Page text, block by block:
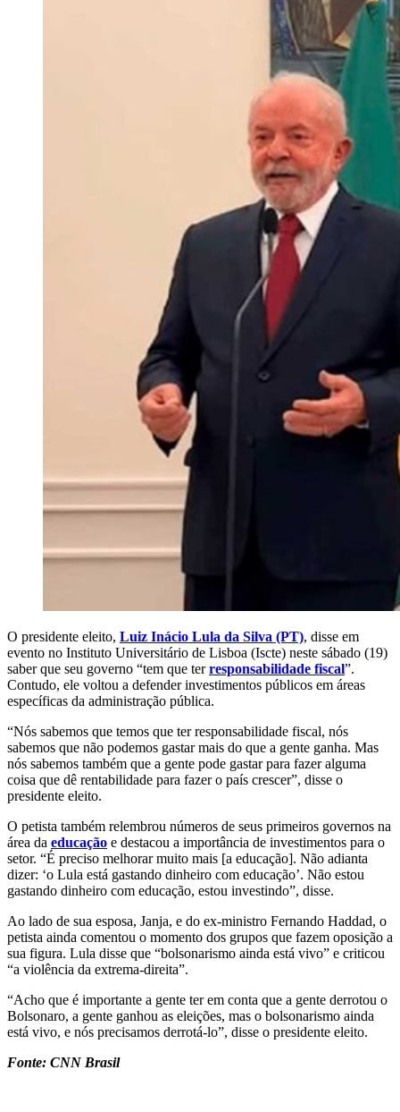
O presidente eleito, Luiz Inácio Lula da Silva (PT), disse em
evento no Instituto Universitário de Lisboa (Iscte) neste sábado (19)
saber que seu governo “tem que terresponsabilidade fiscal”.
Contudo, ele voltou a defender investimentos públicos em áreas
específicas da administração pública.
“Nós sabemos que temos que ter responsabilidade fiscal, nós
sabemos que não podemos gastar mais do que a gente ganha. Mas
nós sabemos também que a gente pode gastar para fazer alguma
coisa que dê rentabilidade para fazer o país crescer”, disse o
presidente eleito.
O petista também relembrou números de seus primeiros governos na
área da educação e destacou a importância de investimentos para o
setor. “É preciso melhorar muito mais [a educação]. Não adianta
dizer: ‘o Lula está gastando dinheiro com educação’. Não estou
gastando dinheiro com educação, estou investindo”, disse.
Ao lado de sua esposa, Janja, e do ex-ministro Fernando Haddad, o
petista ainda comentou o momento dos grupos que fazem oposição a
sua figura. Lula disse que “bolsonarismo ainda está vivo” e criticou
“a violência da extrema-direita”.
“Acho que é importante a gente ter em conta que a gente derrotou o
Bolsonaro, a gente ganhou as eleições, mas o bolsonarismo ainda
está vivo, e nós precisamos derrotá-lo”, disse o presidente eleito.
Fonte: CNN Brasil